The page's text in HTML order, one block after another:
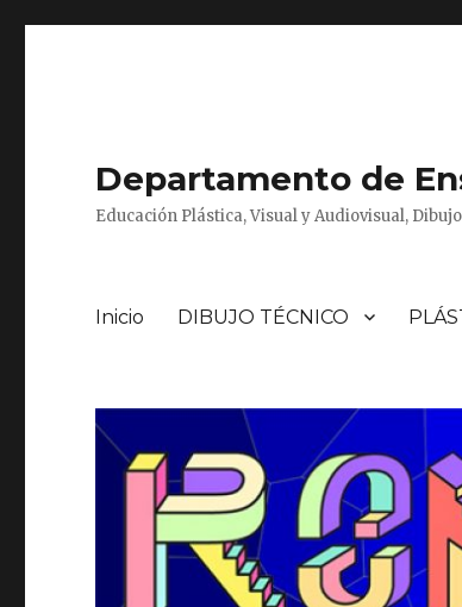
Departamento de
Educación Plástica, Visual y Audiovisual,
Inicio DIBUJO TÉCNICO